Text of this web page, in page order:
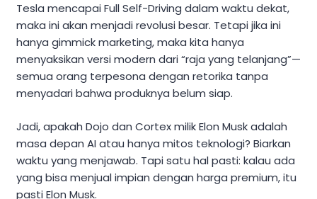
Tesla mencapai Full Self-Driving dalam waktu dekat,
maka ini akan menjadi revolusi besar. Tetapi jika ini
hanya gimmick marketing, maka kita hanya
menyaksikan versi modern dari “raja yang telanjang”—
semua orang terpesona dengan retorika tanpa
menyadari bahwa produknya belum siap.
Jadi, apakah Dojo dan Cortex milik Elon Musk adalah
masa depan AI atau hanya mitos teknologi? Biarkan
waktu yang menjawab. Tapi satu hal pasti: kalau ada
yang bisa menjual impian dengan harga premium, itu
pasti Elon Musk.